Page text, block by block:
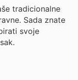
tradicionalne
Sada znate
svoje